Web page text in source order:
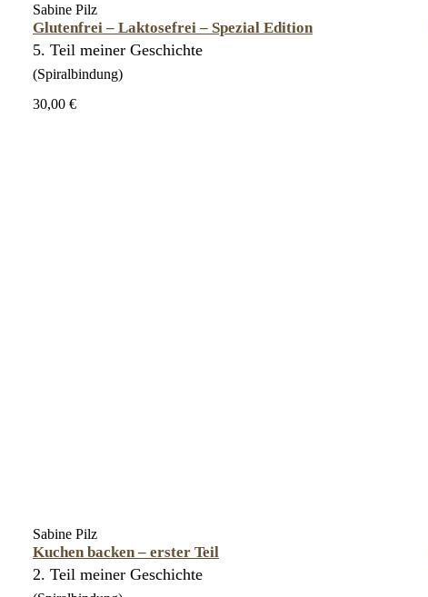
Sabine Pilz
Glutenfrei – Laktosefrei – Spezial Edition
5. Teil meiner Geschichte
(Spiralbindung)
30,00 €
Sabine Pilz
Kuchen backen – erster Teil
2. Teil meiner Geschichte